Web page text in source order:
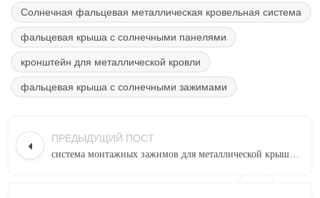
Солнечная фальцевая металлическая кровельная система
фальцевая крыша с солнечными панелями
кронштейн для металлической кровли
фальцевая крыша с солнечными зажимами
ПРЕДЫДУЩИЙ ПОСТ